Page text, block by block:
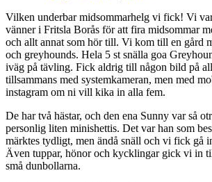
Vilken underbar midsommarhelg vi fick! Vi
vänner i Fritsla Borås för att fira midsommar
och allt annat som hör till. Vi kom till en gård
och greyhounds. Hela 5 st snälla goa
iväg på tävling. Fick aldrig till någon bild på
tillsammans med systemkameran, men med
instagram om ni vill kika in alla fem.
De har två hästar, och den ena Sunny var så
personlig liten minishettis. Det var han som
märktes tydligt, men ändå snäll och vi fick gå
Även tuppar, hönor och kycklingar gick vi in
små dunbollarna.